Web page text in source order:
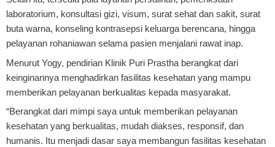
laboratorium, konsultasi gizi, visum, surat sehat dan sakit, surat
buta warna, konseling kontrasepsi keluarga berencana, hingga
pelayanan rohaniawan selama pasien menjalani rawat inap.
Menurut Yogy, pendirian Klinik Puri Prastha berangkat dari
keinginannya menghadirkan fasilitas kesehatan yang mampu
memberikan pelayanan berkualitas kepada masyarakat.
“Berangkat dari mimpi saya untuk memberikan pelayanan
kesehatan yang berkualitas, mudah diakses, responsif, dan
humanis. Itu menjadi dasar saya membangun fasilitas kesehatan